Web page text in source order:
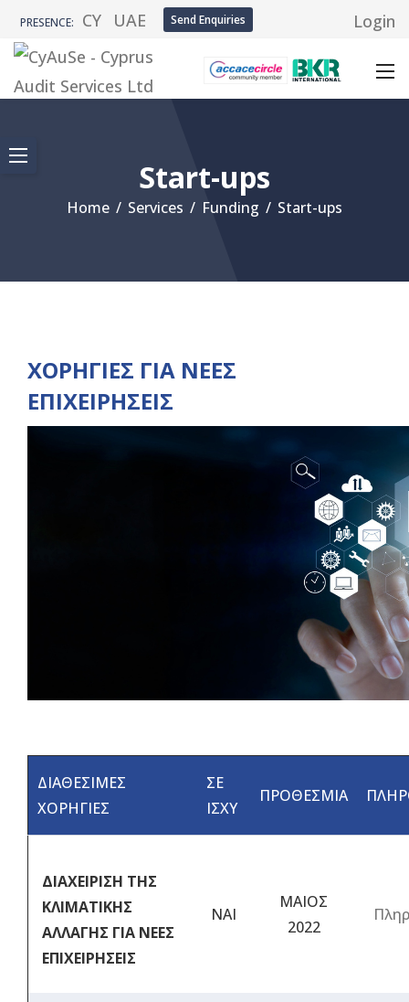
PRESENCE: CY UAE Send Enquiries Login
Start-ups
Home / Services / Funding / Start-ups
ΧΟΡΗΓΙΕΣ ΓΙΑ ΝΕΕΣ
ΕΠΙΧΕΙΡΗΣΕΙΣ
ΔΙΑΘΕΣΙΜΕΣ
ΧΟΡΗΓΙΕΣ
ΣΕ
ΙΣΧΥ
ΠΡΟΘΕΣΜΙΑ
ΔΙΑΧΕΙΡΙΣΗ ΤΗΣ
ΚΛΙΜΑΤΙΚΗΣ
ΑΛΛΑΓΗΣ ΓΙΑ ΝΕΕΣ
ΕΠΙΧΕΙΡΗΣΕΙΣ
ΝΑΙ
ΜΑΙΟΣ
2022